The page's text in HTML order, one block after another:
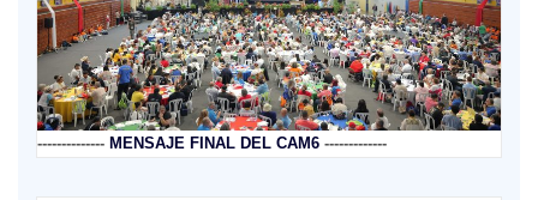
-------------- MENSAJE FINAL DEL CAM6 -------------